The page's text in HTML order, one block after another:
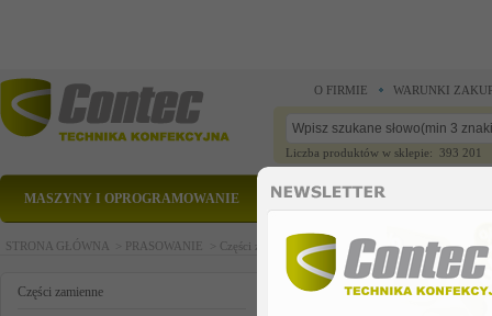
O FIRMIE WARUNKI
Liczba produktów w sklepie: 393 201
MASZYNY I OPROGRAMOWANIE CZĘŚCI ZAMIENNE
STRONA GŁÓWNA > PRASOWANIE > Części zamienne >Części zamienne > mini-
Części zamienne mini-balancer-uchwyt kompl